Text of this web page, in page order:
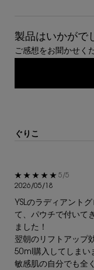
製品はいかがで
ご感想をお聞かせく
ぐりこ
5星中5。
5/5
2026/05/18
YSLのラディアント
て、パウチで付いて
ました！
翌朝のリフトアップ
50ml購入してしまい
敏感肌の自分でも全